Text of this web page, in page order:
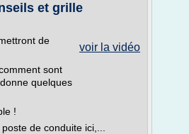
et grille
voir la vidéo
de
sont
quelques
!
de conduite ici,...